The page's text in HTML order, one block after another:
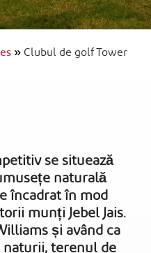
»Clubul de golf Tower
se situează
naturală
încadrat în mod
munți Jebel Jais.
și având ca